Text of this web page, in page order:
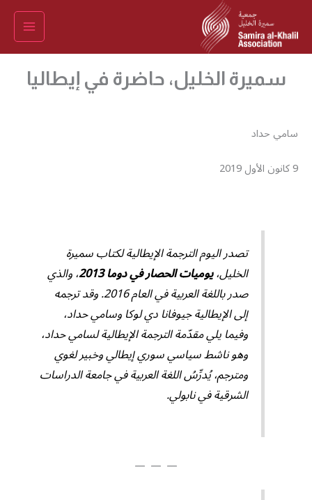
المحتوى
سميرة الخليل، حاضرة في إيطاليا
سامي حداد
9 كانون الأول 2019
تصدر اليوم الترجمة الإيطالية لكتاب سميرة
الخليل،يوميات الحصار في دوما 2013
، والذي
صدر باللغة العربية في العام 2016. وقد ترجمه
إلى الإيطالية جيوفانا دي لوكا وسامي حداد،
وفيما يلي مقدّمة الترجمة الإيطالية لسامي حداد،
وهو ناشط سياسي سوري إيطالي وخبير لغوي
ومترجم، يُدرِّسُ اللغة العربية في جامعة الدراسات
الشرقية في نابولي.
ـــ ـــ ـــ